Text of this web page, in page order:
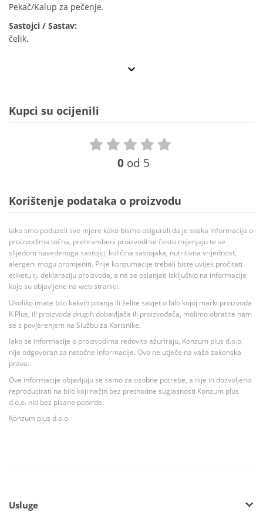
Pekač/Kalup za pečenje.
Sastojci / Sastav:
čelik.
Kupci su ocijenili
0 od 5
Korištenje podataka o proizvodu
Iako smo poduzeli sve mjere kako bismo osigurali da je svaka informacija o
proizvodima točna, prehrambeni proizvodi se često mijenjaju te se
slijedom navedenoga sastojci, količina sastojaka, nutritivna vrijednost,
alergeni mogu promjeniti. Prije konzumacije trebali biste uvijek pročitati
etiketu tj. deklaraciju proizvoda, a ne se oslanjati isključivo na informacije
koje su objavljene na web stranici.
Ukoliko imate bilo kakvih pitanja ili želite savjet o bilo kojoj marki proizvoda
K Plus, ili proizvoda drugih dobavljača ili proizvođača, molimo obratite nam
se s povjerenjem na Službu za Korisnike.
Iako se informacije o proizvodima redovito ažuriraju, Konzum plus d.o.o.
nije odgovoran za netočne informacije. Ovo ne utječe na vaša zakonska
prava.
Ove informacije objavljuju se samo za osobne potrebe, a nije ih dozvoljeno
reproducirati na bilo koji način bez prethodne suglasnosti Konzum plus
d.o.o. niti bez pisane potvrde.
Konzum plus d.o.o.
Usluge